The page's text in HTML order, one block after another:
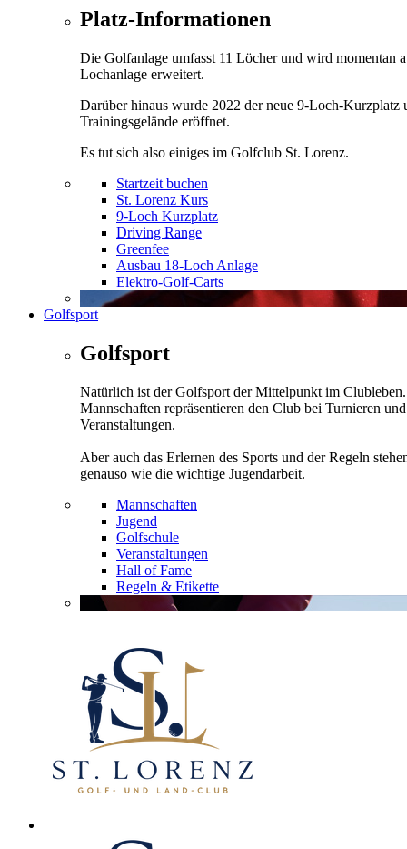
Platz-Informationen
Die Golfanlage umfasst 11 Löcher und wird momentan
Lochanlage erweitert.
Darüber hinaus wurde 2022 der neue 9-Loch-Kurzplatz
Trainingsgelände eröffnet.
Es tut sich also einiges im Golfclub St. Lorenz.
Startzeit buchen
St. Lorenz Kurs
9-Loch Kurzplatz
Driving Range
Greenfee
Ausbau 18-Loch Anlage
Elektro-Golf-Carts
Golfsport
Golfsport
Natürlich ist der Golfsport der Mittelpunkt im
Mannschaften repräsentieren den Club bei Turnieren und
Veranstaltungen.
Aber auch das Erlernen des Sports und der Regeln
genauso wie die wichtige Jugendarbeit.
Mannschaften
Jugend
Golfschule
Veranstaltungen
Hall of Fame
Regeln & Etikette